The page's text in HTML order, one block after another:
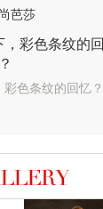
芭莎
彩色条纹的回
色条纹的回忆？